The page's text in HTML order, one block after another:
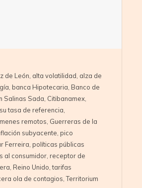
de León alta volatilidad alza de
banca Hipotecaria Banco de
Salinas Sada Citibanamex
tasa de referencia
remotos Guerreras de la
subyacente pico
Ferreira políticas públicas
al consumidor receptor de
Reino Unido ,tarifas
ola de contagios ,Territorium